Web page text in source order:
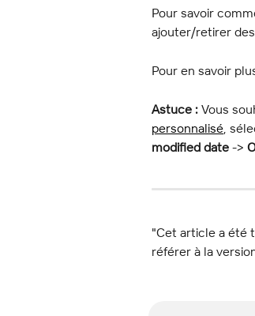
Pour savoir
ajouter/retirer
Pour en savoir
Astuce : Vous
personnalisé ,
modified date ->
"Cet article a été
référer à la